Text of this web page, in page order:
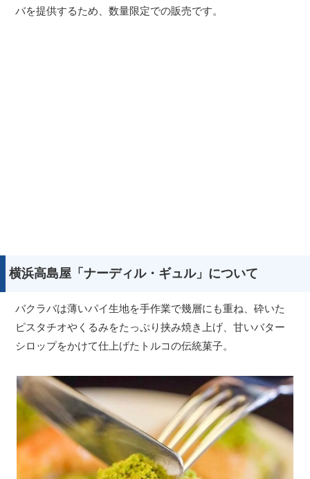
バを提供するため、数量限定での販売です。
横浜高島屋「ナーディル・ギュル」について
バクラバは薄いパイ生地を手作業で幾層にも重ね、砕いた
ピスタチオやくるみをたっぷり挟み焼き上げ、甘いバター
シロップをかけて仕上げたトルコの伝統菓子。